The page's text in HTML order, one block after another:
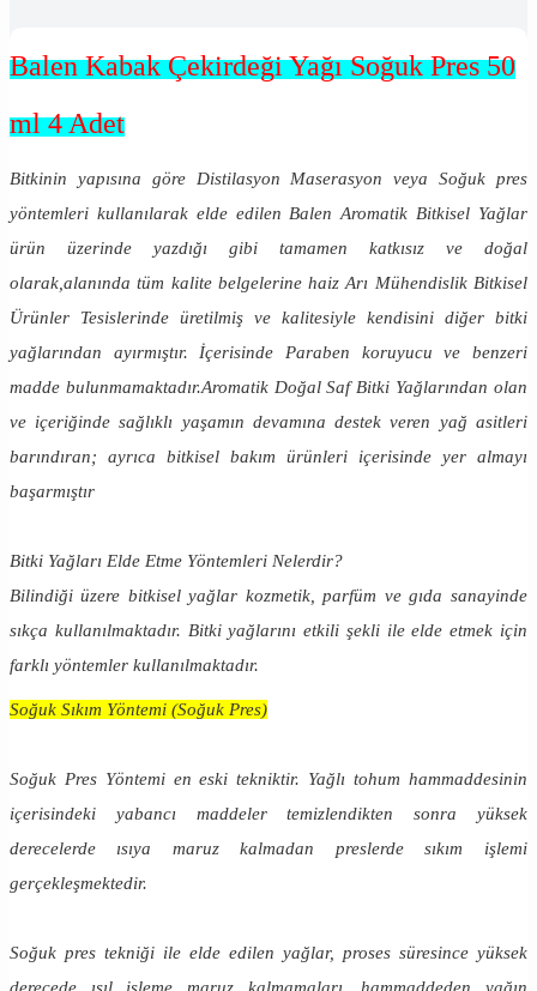
Balen Kabak Çekirdeği Yağı Soğuk Pres 50
ml 4 Adet
Bitkinin yapısına göre Distilasyon Maserasyon veya Soğuk pres
yöntemleri kullanılarak elde edilen Balen Aromatik Bitkisel Yağlar
ürün üzerinde yazdığı gibi tamamen katkısız ve doğal
olarak,alanında tüm kalite belgelerine haiz Arı Mühendislik Bitkisel
Ürünler Tesislerinde üretilmiş ve kalitesiyle kendisini diğer bitki
yağlarından ayırmıştır. İçerisinde Paraben koruyucu ve benzeri
madde bulunmamaktadır.Aromatik Doğal Saf Bitki Yağlarından olan
ve içeriğinde sağlıklı yaşamın devamına destek veren yağ asitleri
barındıran; ayrıca bitkisel bakım ürünleri içerisinde yer almayı
başarmıştır
Bitki Yağları Elde Etme Yöntemleri Nelerdir?
Bilindiği üzere bitkisel yağlar kozmetik, parfüm ve gıda sanayinde
sıkça kullanılmaktadır. Bitki yağlarını etkili şekli ile elde etmek için
farklı yöntemler kullanılmaktadır.
Soğuk Sıkım Yöntemi (Soğuk Pres)
Soğuk Pres Yöntemi en eski tekniktir. Yağlı tohum hammaddesinin
içerisindeki yabancı maddeler temizlendikten sonra yüksek
derecelerde ısıya maruz kalmadan preslerde sıkım işlemi
gerçekleşmektedir.
Soğuk pres tekniği ile elde edilen yağlar, proses süresince yüksek